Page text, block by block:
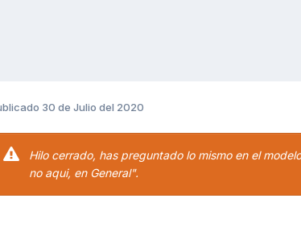
30 de Julio del 2020
Hilo cerrado, has preguntado lo mismo en el
no aqui, en General".